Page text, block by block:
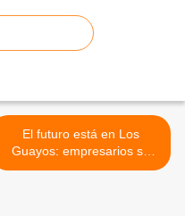
El futuro está en Los
Guayos: empresarios se
preparan para competir en